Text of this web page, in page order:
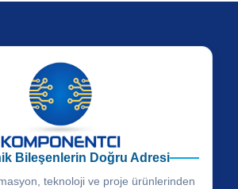
Bileşenlerin Doğru Adresi
teknoloji ve proje ürünlerinden